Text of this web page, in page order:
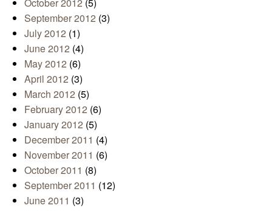
September 2012 (3)
July 2012 (1)
June 2012 (4)
May 2012 (6)
April 2012 (3)
March 2012 (5)
February 2012 (6)
January 2012 (5)
December 2011 (4)
November 2011 (6)
October 2011 (8)
September 2011 (12)
June 2011 (3)